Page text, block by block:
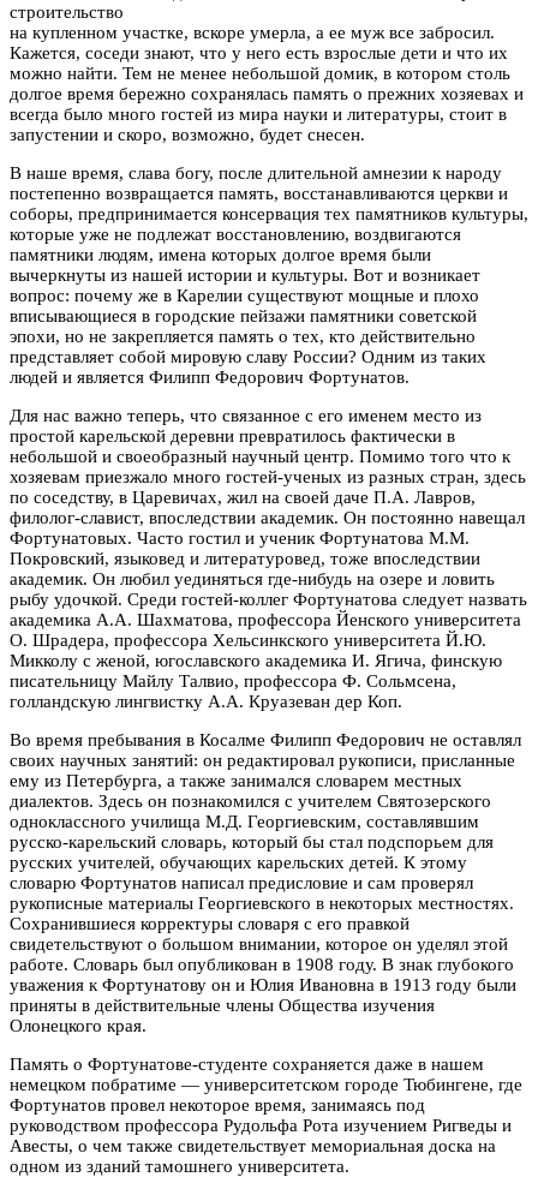
строительство
на купленном участке, вскоре умерла, а ее муж все забросил.
Кажется, соседи знают, что у него есть взрослые дети и что их
можно найти. Тем не менее небольшой домик, в котором столь
долгое время бережно сохранялась память о прежних хозяевах и
всегда было много гостей из мира науки и литературы, стоит в
запустении и скоро, возможно, будет снесен.
В наше время, слава богу, после длительной амнезии к народу
постепенно возвращается память, восстанавливаются церкви и
соборы, предпринимается консервация тех памятников культуры,
которые уже не подлежат восстановлению, воздвигаются
памятники людям, имена которых долгое время были
вычеркнуты из нашей истории и культуры. Вот и возникает
вопрос: почему же в Карелии существуют мощные и плохо
вписывающиеся в городские пейзажи памятники советской
эпохи, но не закрепляется память о тех, кто действительно
представляет собой мировую славу России? Одним из таких
людей и является Филипп Федорович Фортунатов.
Для нас важно теперь, что связанное с его именем место из
простой карельской деревни превратилось фактически в
небольшой и своеобразный научный центр. Помимо того что к
хозяевам приезжало много гостей-ученых из разных стран, здесь
по соседству, в Царевичах, жил на своей даче П.А. Лавров,
филолог-славист, впоследствии академик. Он постоянно навещал
Фортунатовых. Часто гостил и ученик Фортунатова М.М.
Покровский, языковед и литературовед, тоже впоследствии
академик. Он любил уединяться где-нибудь на озере и ловить
рыбу удочкой. Среди гостей-коллег Фортунатова следует назвать
академика А.А. Шахматова, профессора Йенского университета
О. Шрадера, профессора Хельсинкского университета Й.Ю.
Микколу с женой, югославского академика И. Ягича, финскую
писательницу Майлу Талвио, профессора Ф. Сольмсена,
голландскую лингвистку А.А. Круазеван дер Коп.
Во время пребывания в Косалме Филипп Федорович не оставлял
своих научных занятий: он редактировал рукописи, присланные
ему из Петербурга, а также занимался словарем местных
диалектов. Здесь он познакомился с учителем Святозерского
одноклассного училища М.Д. Георгиевским, составлявшим
русско-карельский словарь, который бы стал подспорьем для
русских учителей, обучающих карельских детей. К этому
словарю Фортунатов написал предисловие и сам проверял
рукописные материалы Георгиевского в некоторых местностях.
Сохранившиеся корректуры словаря с его правкой
свидетельствуют о большом внимании, которое он уделял этой
работе. Словарь был опубликован в 1908 году. В знак глубокого
уважения к Фортунатову он и Юлия Ивановна в 1913 году были
приняты в действительные члены Общества изучения
Олонецкого края.
Память о Фортунатове-студенте сохраняется даже в нашем
немецком побратиме — университетском городе Тюбингене, где
Фортунатов провел некоторое время, занимаясь под
руководством профессора Рудольфа Рота изучением Ригведы и
Авесты, о чем также свидетельствует мемориальная доска на
одном из зданий тамошнего университета.